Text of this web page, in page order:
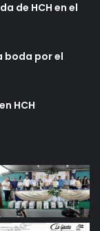
de HCH en el
boda por el
HCH